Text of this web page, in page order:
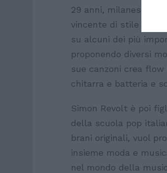
29 anni, milanese,
vincente di stile
su alcuni dei più
proponendo diversi
sue canzoni crea
chitarra e batteria e
Simon Revolt è poi
della scuola pop
brani originali, vuol
insieme moda e
nel mondo della